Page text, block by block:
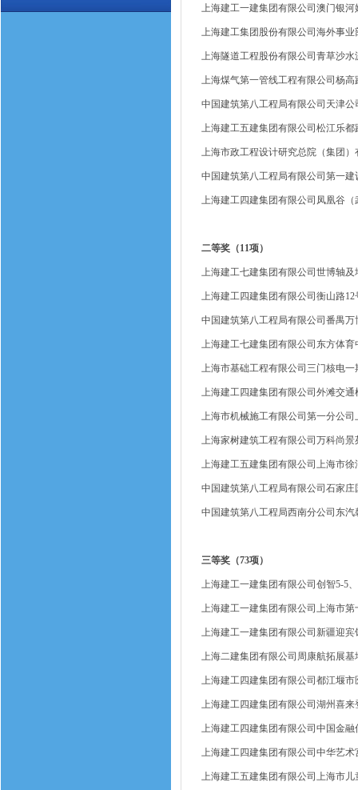
上海建工一建集团有限公司澳门银河
上海建工集团股份有限公司海外事
上海隧道工程股份有限公司青草沙
上海煤气第一管线工程有限公司杨
中国建筑第八工程局有限公司天津
上海建工五建集团有限公司松江乐
上海市政工程设计研究总院（集团
中国建筑第八工程局有限公司第一
上海建工四建集团有限公司凤凰谷
二等奖（11项）
上海建工七建集团有限公司世博轴
上海建工四建集团有限公司衡山路12
中国建筑第八工程局有限公司番禺万
上海建工七建集团有限公司东方体育
上海市基础工程有限公司三门核电一
上海建工四建集团有限公司外滩交通
上海市机械施工有限公司第一分公
上海家树建筑工程有限公司万科尚景
上海建工五建集团有限公司上海市
中国建筑第八工程局有限公司石家
中国建筑第八工程局西南分公司东汽
三等奖（73项）
上海建工一建集团有限公司创智5-5
上海建工一建集团有限公司上海市
上海建工一建集团有限公司新疆迎宾
上海二建集团有限公司周康航拓展基
上海建工四建集团有限公司都江堰市
上海建工四建集团有限公司湖州喜
上海建工四建集团有限公司中国金融
上海建工四建集团有限公司中华艺术
上海建工五建集团有限公司上海市